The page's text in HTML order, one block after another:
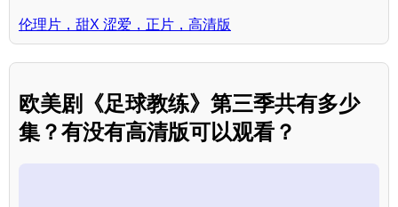
伦理片，甜X 涩爱，正片，高清版
欧美剧《足球教练》第三季共有多少
集？有没有高清版可以观看？